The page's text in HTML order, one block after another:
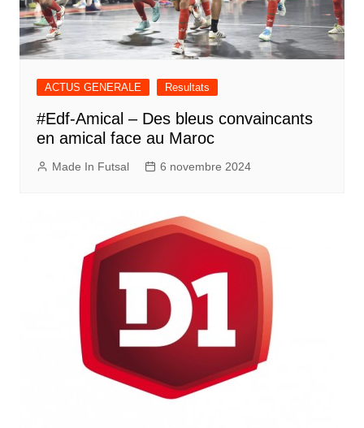
ACTUS GENERALE Resultats
#Edf-Amical – Des bleus convaincants
en amical face au Maroc
Made In Futsal 6 novembre 2024